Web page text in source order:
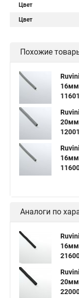
Цвет
Цвет
Похожие
16мм
20мм
16мм
Аналоги по
16мм
20мм